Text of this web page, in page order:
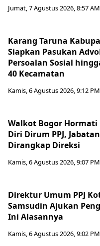
Jumat, 7 Agustus 2026, 8:57 AM
Karang Taruna
Siapkan Pasukan
Persoalan Sosial
40 Kecamatan
Kamis, 6 Agustus 2026, 9:12 PM
Walkot Bogor
Diri Dirum PPJ,
Dirangkap Direksi
Kamis, 6 Agustus 2026, 9:07 PM
Direktur Umum PPJ
Samsudin Ajukan
Ini Alasannya
Kamis, 6 Agustus 2026, 9:02 PM